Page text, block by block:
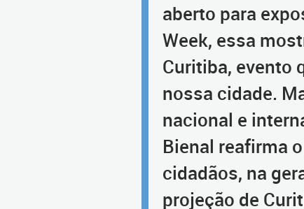
aberto para
Week, essa
Curitiba, evento
nossa cidade.
nacional e
Bienal reafirma
cidadãos, na
projeção de